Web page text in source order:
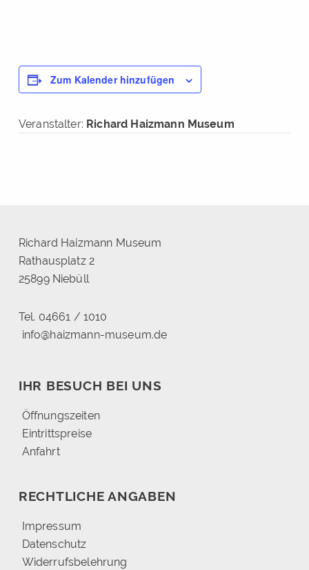
Zum Kalender hinzufügen
Veranstalter: Richard Haizmann Museum
Richard Haizmann Museum
Rathausplatz 2
25899 Niebüll
Tel. 04661 / 1010
info@haizmann-museum.de
IHR BESUCH BEI UNS
Öffnungszeiten
Eintrittspreise
Anfahrt
RECHTLICHE ANGABEN
Impressum
Datenschutz
Widerrufsbelehrung